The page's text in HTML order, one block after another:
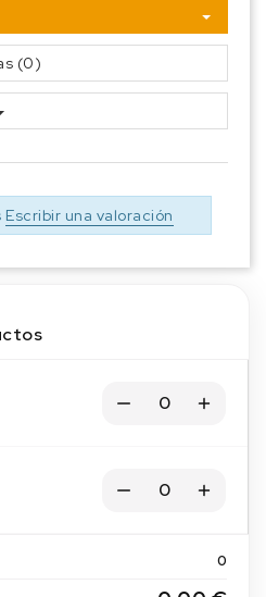
(0)
Escribir una valoración
0